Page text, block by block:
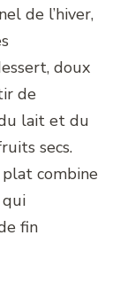
de l’hiver,
doux
de
lait et du
secs.
combine
qui
fin